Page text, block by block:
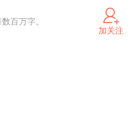
稳就业、扩就业方面，
院大学此前发布的《电
平台员工就业以及间接
百万字。
加关注